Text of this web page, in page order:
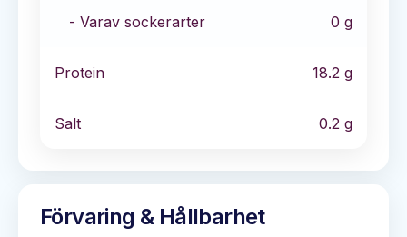
- Varav sockerarter 0 g
Protein 18.2 g
Salt 0.2 g
Förvaring & Hållbarhet